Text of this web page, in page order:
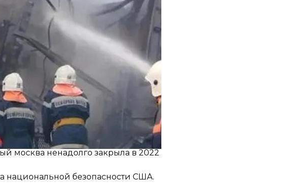
по российским объектам, то
Запад.
через россию на мировой рынок.
москва ненадолго закрыла в 2022
национальной безопасности США.